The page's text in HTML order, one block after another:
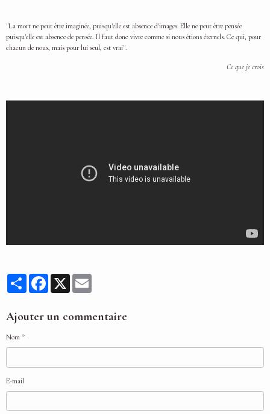
"La mort ne peut être imaginée, puisqu'elle est absence d'images. Elle ne peut être pensée
puisqu'elle est absence de pensée. Il faut donc vivre comme si nous étions éternels. Ce qui, pour
chacun de nous, mais pour lui seul, est vrai".
Ce que je crois
Partager FacebookX
Ajouter un commentaire
Nom
E-mail